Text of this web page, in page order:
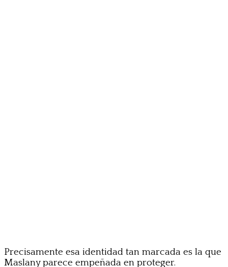
Precisamente esa identidad tan marcada es la que
Maslany parece empeñada en proteger.